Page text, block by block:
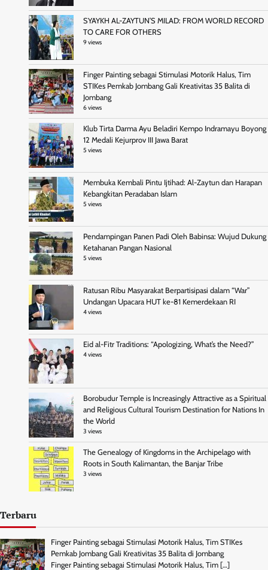
SYAYKH AL-ZAYTUN’S MILAD: FROM WORLD RECORD
TO CARE FOR OTHERS
9 views
Finger Painting sebagai Stimulasi Motorik Halus, Tim
STIKes Pemkab Jombang Gali Kreativitas 35 Balita di
Jombang
6 views
Klub Tirta Darma Ayu Beladiri Kempo Indramayu Boyong
12 Medali Kejurprov III Jawa Barat
5 views
Membuka Kembali Pintu Ijtihad: Al-Zaytun dan Harapan
Kebangkitan Peradaban Islam
5 views
Pendampingan Panen Padi Oleh Babinsa: Wujud Dukung
Ketahanan Pangan Nasional
5 views
Ratusan Ribu Masyarakat Berpartisipasi dalam “War”
Undangan Upacara HUT ke-81 Kemerdekaan RI
4 views
Eid al-Fitr Traditions: “Apologizing, What’s the Need?”
4 views
Borobudur Temple is Increasingly Attractive as a Spiritual
and Religious Cultural Tourism Destination for Nations In
the World
3 views
The Genealogy of Kingdoms in the Archipelago with
Roots in South Kalimantan, the Banjar Tribe
3 views
Terbaru
Finger Painting sebagai Stimulasi Motorik Halus, Tim STIKes
Pemkab Jombang Gali Kreativitas 35 Balita di Jombang
Finger Painting sebagai Stimulasi Motorik Halus, Tim […]